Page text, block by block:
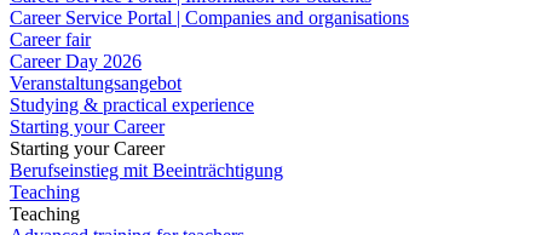
Career Service Portal | Companies and organisations
Career fair
Career Day 2026
Veranstaltungsangebot
Studying & practical experience
Starting your Career
Starting your Career
Berufseinstieg mit Beeinträchtigung
Teaching
Teaching